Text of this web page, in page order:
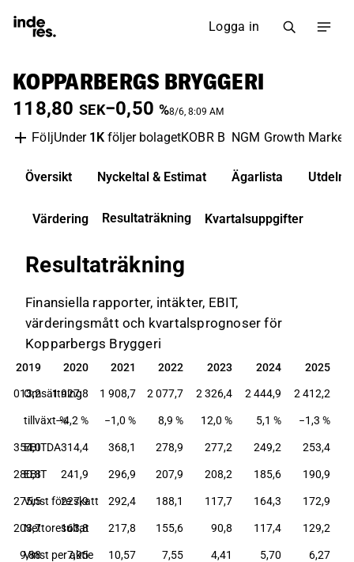
Logga in
KOPPARBERGS BRYGGERI
118,80 SEK−0,50 %8/6, 8:09 AM
FöljUnder 1K följer bolagetKOBR B NGM Growth Market
Översikt Nyckeltal & Estimat Ägarlista
Värdering Resultaträkning Kvartalsuppgifter
Resultaträkning
Finansiella rapporter, intäkter, EBIT,
värderingsmått och kvartalsprognoser för
Kopparbergs Bryggeri
2019 2020 2021 2022 2023 2024 2025
2019 2020 2021 2022 2023 2024 2025
Omsättning
2 013,2 1 927,8 1 908,7 2 077,7 2 326,4 2 444,9 2 412,2
tillväxt-%−4,2 % −1,0 % 8,9 % 12,0 % 5,1 % −1,3 %
EBITDA
354,0 314,4 368,1 278,9 277,2 249,2 253,4
EBIT
280,8 241,9 296,9 207,9 208,2 185,6 190,9
Vinst före skatt
275,5 227,9 292,4 188,1 117,7 164,3 172,9
Nettoresultat
203,7 163,8 217,8 155,6 90,8 117,4 129,2
Vinst per aktie
9,88 7,95 10,57 7,55 4,41 5,70 6,27